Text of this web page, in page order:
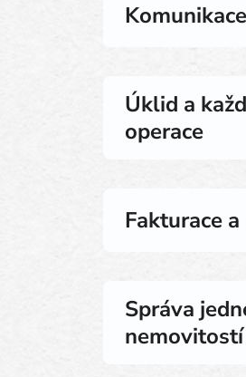
Úklid a
operace
Fakturace
Správa
nemovitostí